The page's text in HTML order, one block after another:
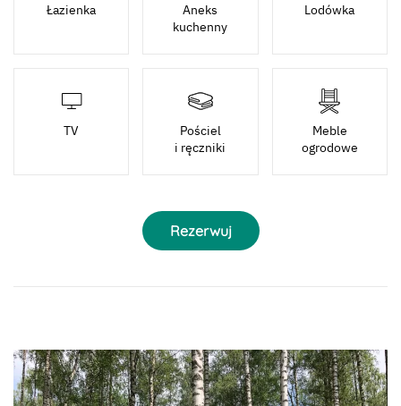
Łazienka
Aneks
kuchenny
Lodówka
TV
Pościel
i ręczniki
Meble
ogrodowe
Rezerwuj